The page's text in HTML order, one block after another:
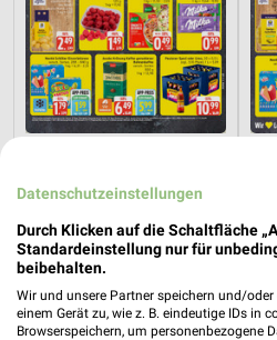
Noch morgen gültig
Action
Datenschutzeinstellungen
Durch Klicken auf die Schaltfläche
Standardeinstellung nur für
beibehalten.
Wir und unsere Partner speichern und/
einem Gerät zu, wie z. B. eindeutige IDs in
Browserspeichern, um personenbezogene